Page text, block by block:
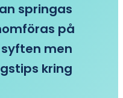
springas
på
men
kring